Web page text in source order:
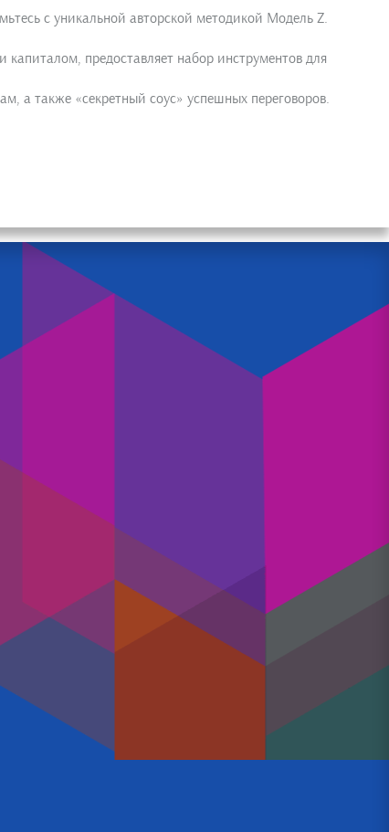
с уникальной авторской методикой Модель Z.
предоставляет набор инструментов для
а также «секретный соус» успешных переговоров.